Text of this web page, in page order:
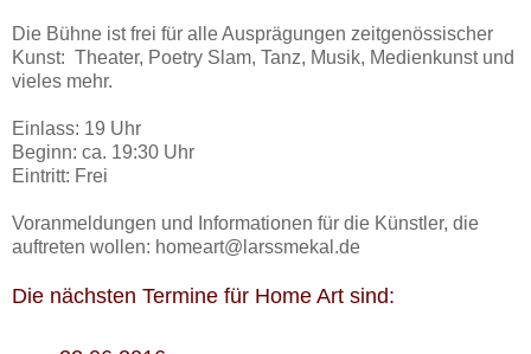
Die Bühne ist frei für alle Ausprägungen zeitgenössischer
Kunst: Theater, Poetry Slam, Tanz, Musik, Medienkunst und
vieles mehr.
Einlass: 19 Uhr
Beginn: ca. 19:30 Uhr
Eintritt: Frei
Voranmeldungen und Informationen für die Künstler, die
auftreten wollen: homeart@larssmekal.de
Die nächsten Termine für Home Art sind: